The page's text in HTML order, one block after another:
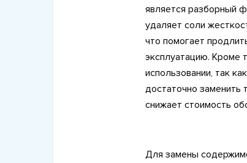
является разборный
удаляет соли
что помогает
эксплуатацию. Кроме
использовании, так
достаточно заменить
снижает стоимость
Для замены